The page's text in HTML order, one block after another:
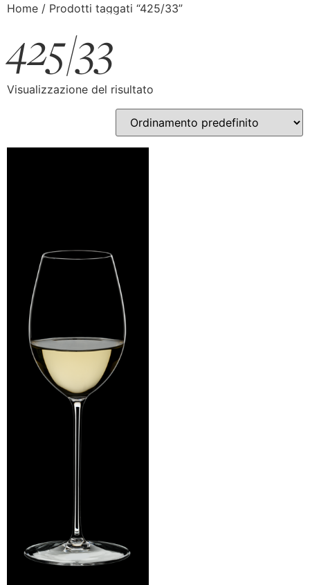
Home / Prodotti taggati “425/33”
425/33
Visualizzazione del risultato